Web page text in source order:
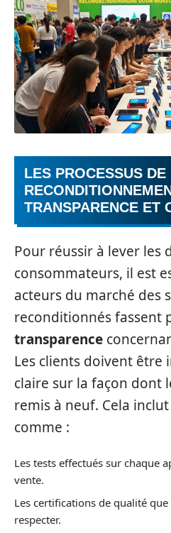
LES PROCESSUS DE
TRANSPARENCE ET
Pour réussir à lever les
consommateurs, il est
acteurs du marché des
reconditionnés fassent
transparence
Les clients doivent être
claire sur la façon dont
remis à neuf. Cela
comme :
Les tests effectués sur chaque
vente.
Les certifications de qualité
respecter.